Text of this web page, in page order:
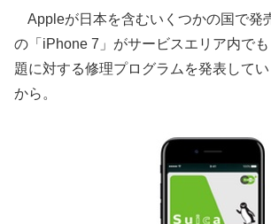
Appleが日本を含むいくつかの国で発
の「iPhone 7」がサービスエリア内で
題に対する修理プログラムを発表して
から。